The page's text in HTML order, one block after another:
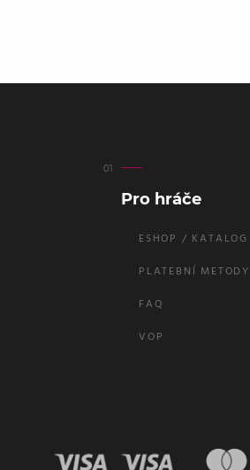
Pro hráče
ESHOP / KATALOG
PLATEBNÍ METODY
FAQ
VOP